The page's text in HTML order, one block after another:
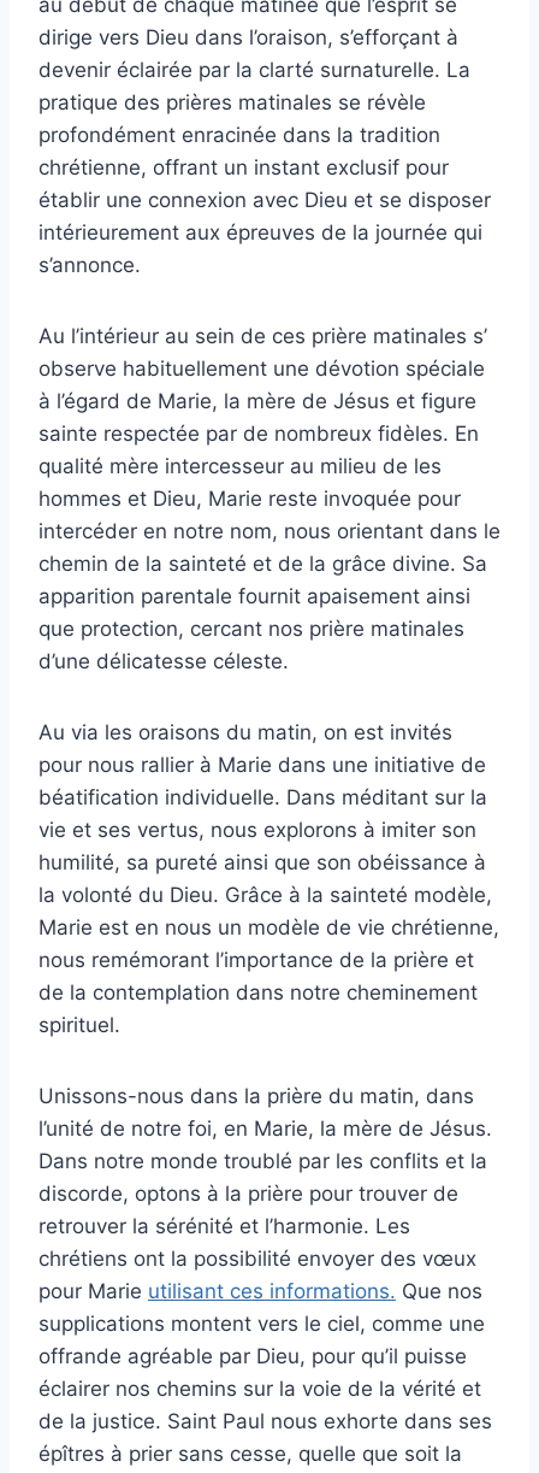
au début de chaque matinée que l’esprit se
dirige vers Dieu dans l’oraison, s’efforçant à
devenir éclairée par la clarté surnaturelle. La
pratique des prières matinales se révèle
profondément enracinée dans la tradition
chrétienne, offrant un instant exclusif pour
établir une connexion avec Dieu et se disposer
intérieurement aux épreuves de la journée qui
s’annonce.
Au l’intérieur au sein de ces prière matinales s’
observe habituellement une dévotion spéciale
à l’égard de Marie, la mère de Jésus et figure
sainte respectée par de nombreux fidèles. En
qualité mère intercesseur au milieu de les
hommes et Dieu, Marie reste invoquée pour
intercéder en notre nom, nous orientant dans le
chemin de la sainteté et de la grâce divine. Sa
apparition parentale fournit apaisement ainsi
que protection, cercant nos prière matinales
d’une délicatesse céleste.
Au via les oraisons du matin, on est invités
pour nous rallier à Marie dans une initiative de
béatification individuelle. Dans méditant sur la
vie et ses vertus, nous explorons à imiter son
humilité, sa pureté ainsi que son obéissance à
la volonté du Dieu. Grâce à la sainteté modèle,
Marie est en nous un modèle de vie chrétienne,
nous remémorant l’importance de la prière et
de la contemplation dans notre cheminement
spirituel.
Unissons-nous dans la prière du matin, dans
l’unité de notre foi, en Marie, la mère de Jésus.
Dans notre monde troublé par les conflits et la
discorde, optons à la prière pour trouver de
retrouver la sérénité et l’harmonie. Les
chrétiens ont la possibilité envoyer des vœux
pour Marie utilisant ces informations. Que nos
supplications montent vers le ciel, comme une
offrande agréable par Dieu, pour qu’il puisse
éclairer nos chemins sur la voie de la vérité et
de la justice. Saint Paul nous exhorte dans ses
épîtres à prier sans cesse, quelle que soit la